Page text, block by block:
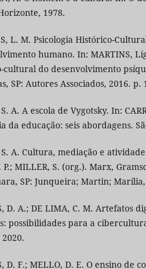
1978.
L. M. Psicologia Histórico-
humano. In: MARTINS,
cultural do desenvolvimento
SP: Autores Associados, 2016. p.
A. A escola de Vygotsky. In:
da educação: seis abordagens.
A. Cultura, mediação e
P.; MILLER, S. (org.). Marx,
SP: Junqueira; Martin; Marília,
D. A.; DE LIMA, C. M. Artefatos
possibilidades para a
D. F.; MELLO, D. E. O ensino de